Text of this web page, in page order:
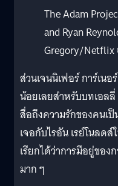
The Adam
and Ryan
Gregory/Netflix
ส่วนเจนนิเฟอร์ การ์เน
น้อยเลยสำหรับบทเอล
สื่อถึงความรักของคนเ
เจอกับไรอัน เรย์โนลด
เรียกได้ว่าการมีอยู่ขอ
มาก ๆ